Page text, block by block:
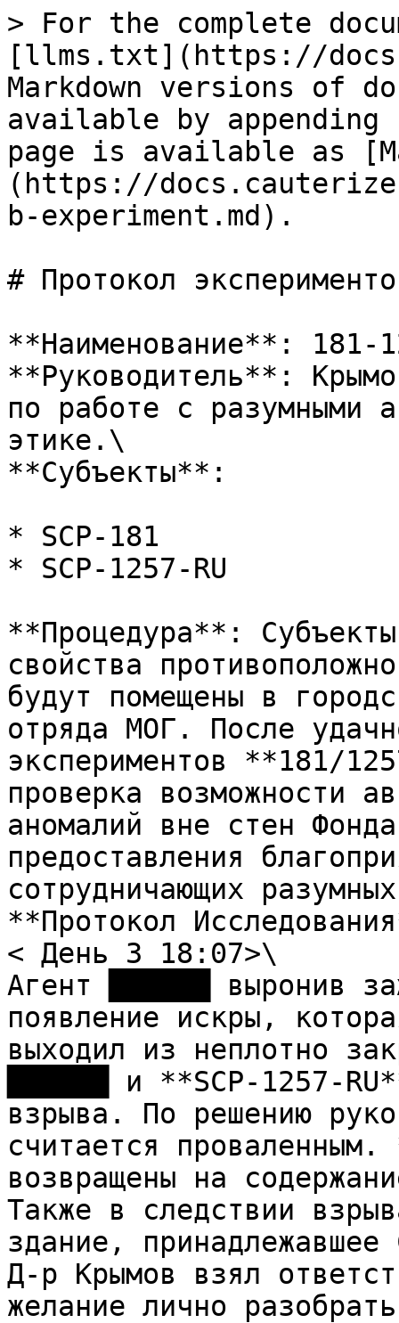
> For the complete
[llms.txt](https://
Markdown versions of
available by
page is available as
(https://
b-experiment.md).
# Протокол
**Наименование**: 181-
**Руководитель**:
по работе с разумными
этике.\
**Субъекты**:
* SCP-181
* SCP-1257-RU
**Процедура**:
свойства
будут помещены в
отряда МОГ. После
экспериментов **181/
проверка возможности
аномалий вне стен
предоставления
сотрудничающих
**Протокол
< День 3 18:07>\
Агент ██████ выронив
появление искры,
выходил из неплотно
██████ и **SCP-1257-
взрыва. По решению
считается
возвращены на
Также в следствии
здание,
Д-р Крымов взял
желание лично